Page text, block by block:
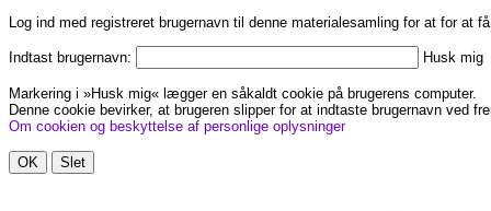
Log ind med registreret brugernavn til denne materialesamling for at for at
Indtast brugernavn: Husk mig
Markering i »Husk mig« lægger en såkaldt cookie på brugerens computer.
Denne cookie bevirker, at brugeren slipper for at indtaste brugernavn ved
Om cookien og beskyttelse af personlige oplysninger